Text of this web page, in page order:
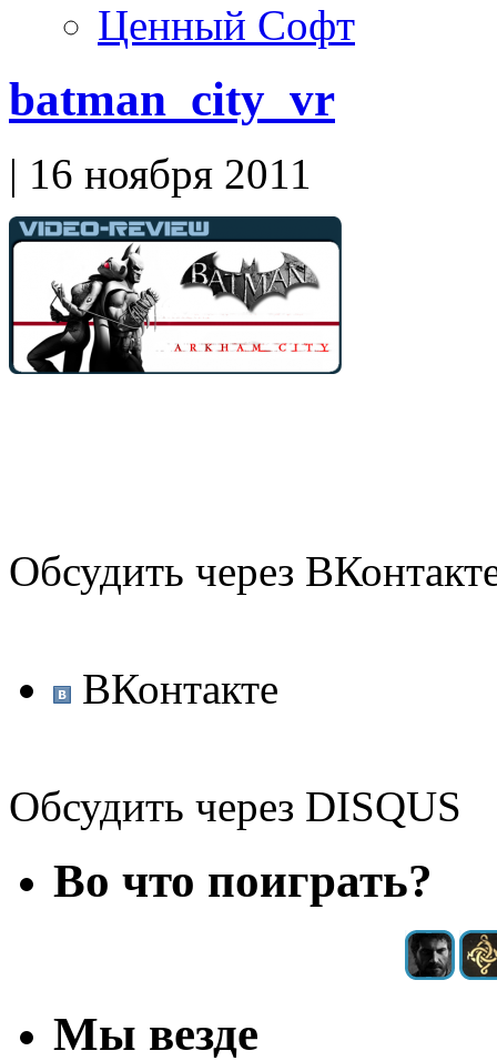
Ценный Софт
batman_city_vr
| 16 ноября 2011
Обсудить через
ВКонтакте
Обсудить через DISQUS
Во что поиграть?
Мы везде